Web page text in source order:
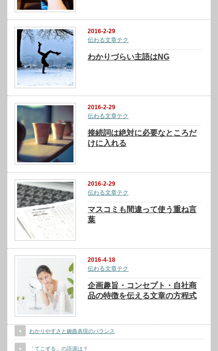
2016-2-29
伝わる文章テク
わかりづらい主語はNG
2016-2-29
伝わる文章テク
接続詞は絶対に必要なところだ
けに入れる
2016-2-29
伝わる文章テク
マスコミも間違って使う重ね言
葉
2016-4-18
伝わる文章テク
企画趣旨・コンセプト・自社商
品の特徴を伝える文章の方程式
わかりやすさと婉曲表現のバランス
「てこずる」の語源は？